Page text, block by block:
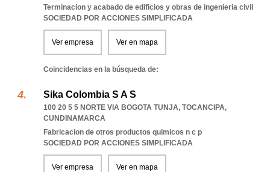
Terminacion y acabado de edificios y obras de ingenieria civil
SOCIEDAD POR ACCIONES SIMPLIFICADA
Ver empresa Ver en mapa
Coincidencias en la búsqueda de:
Sika Colombia S A S
100 20 5 5 NORTE VIA BOGOTA TUNJA, TOCANCIPA,
CUNDINAMARCA
Fabricacion de otros productos quimicos n c p
SOCIEDAD POR ACCIONES SIMPLIFICADA
Ver empresa Ver en mapa